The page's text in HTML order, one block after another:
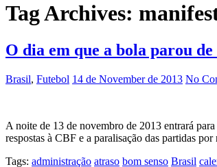
Tag Archives:
O dia em que a bola parou
Brasil, Futebol 14 de November de 2013 No
A noite de 13 de novembro de 2013 entrará
respostas à CBF e a paralisação das partidas
Tags: administração atraso bom senso Brasil